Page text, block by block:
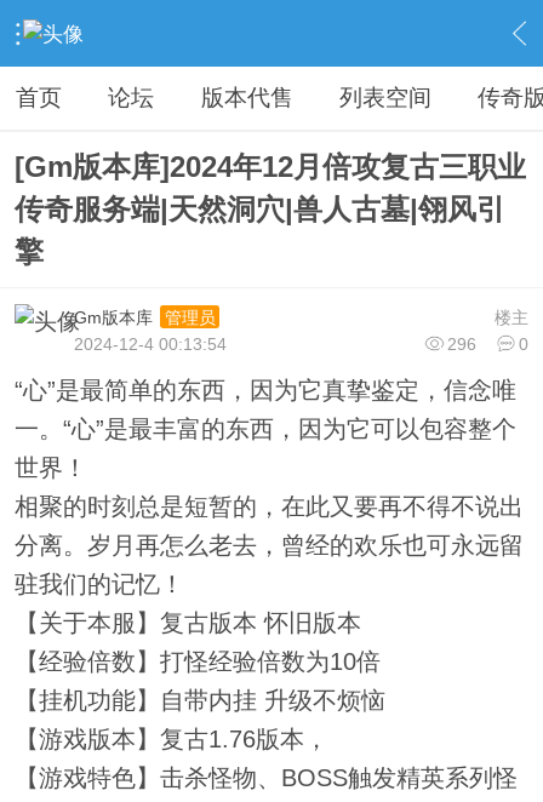
› 传奇私服专区 › 传奇商业版本免费下载 › 内容
首页 论坛 版本代售 列表空间 传奇
[Gm版本库]2024年12月倍攻复古三职业
传奇服务端|天然洞穴|兽人古墓|翎风引
擎
楼主
Gm版本库
管理员
296
0
2024-12-4 00:13:54
“心”是最简单的东西，因为它真挚鉴定，信念唯
一。“心”是最丰富的东西，因为它可以包容整个
世界！
相聚的时刻总是短暂的，在此又要再不得不说出
分离。岁月再怎么老去，曾经的欢乐也可永远留
驻我们的记忆！
【关于本服】复古版本 怀旧版本
【经验倍数】打怪经验倍数为10倍
【挂机功能】自带内挂 升级不烦恼
【游戏版本】复古1.76版本，
【游戏特色】击杀怪物、BOSS触发精英系列怪